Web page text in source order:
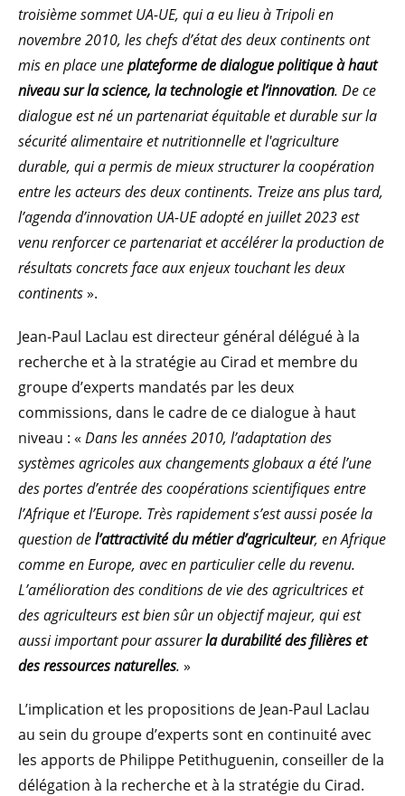
troisième sommet UA-UE, qui a eu lieu à Tripoli en
novembre 2010, les chefs d’état des deux continents ont
mis en place uneplateforme de dialogue politique à haut
niveau sur la science, la technologie et l’innovation. De ce
dialogue est né un partenariat équitable et durable sur la
sécurité alimentaire et nutritionnelle et l'agriculture
durable, qui a permis de mieux structurer la coopération
entre les acteurs des deux continents. Treize ans plus tard,
l’agenda d’innovation UA-UE adopté en juillet 2023 est
venu renforcer ce partenariat et accélérer la production de
résultats concrets face aux enjeux touchant les deux
continents».
Jean-Paul Laclau est directeur général délégué à la
recherche et à la stratégie au Cirad et membre du
groupe d’experts mandatés par les deux
commissions, dans le cadre de ce dialogue à haut
niveau : « Dans les années 2010, l’adaptation des
systèmes agricoles aux changements globaux a été l’une
des portes d’entrée des coopérations scientifiques entre
l’Afrique et l’Europe. Très rapidement s’est aussi posée la
question del’attractivité du métier d’agriculteur, en Afrique
comme en Europe, avec en particulier celle du revenu.
L’amélioration des conditions de vie des agricultrices et
des agriculteurs est bien sûr un objectif majeur, qui est
aussi important pour assurerla durabilité des filières et
des ressources naturelles. »
L’implication et les propositions de Jean-Paul Laclau
au sein du groupe d’experts sont en continuité avec
les apports de Philippe Petithuguenin, conseiller de la
délégation à la recherche et à la stratégie du Cirad.